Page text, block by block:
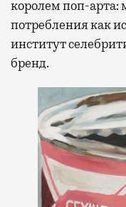
королем поп-арта:
потребления как
институт
бренд.